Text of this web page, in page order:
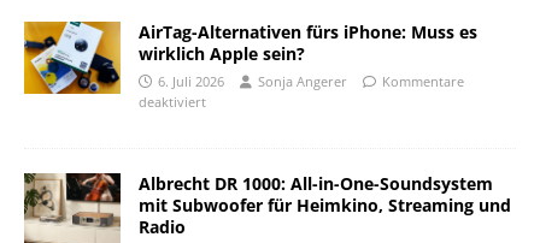
AirTag-Alternativen fürs iPhone: Muss es
wirklich Apple sein?
6. Juli 2026 Sonja Angerer
Kommentare
deaktiviert
Albrecht DR 1000: All-in-One-Soundsystem
mit Subwoofer für Heimkino, Streaming und
Radio